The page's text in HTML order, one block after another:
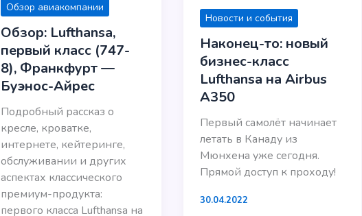
Обзор авиакомпании
Обзор: Lufthansa,
первый класс (747-
8), Франкфурт —
Буэнос-Айрес
Подробный рассказ о
кресле, кроватке,
интернете, кейтеринге,
обслуживании и других
аспектах классического
премиум-продукта:
первого класса Lufthansa на
Новости и события
Наконец-то: новый
бизнес-класс
Lufthansa на Airbus
A350
Первый самолёт начинает
летать в Канаду из
Мюнхена уже сегодня.
Прямой доступ к проходу!
30.04.2022